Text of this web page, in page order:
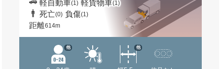
軽自動車(1) 軽貨物車(1)
死亡(0) 負傷(1)
距離614m
他 他